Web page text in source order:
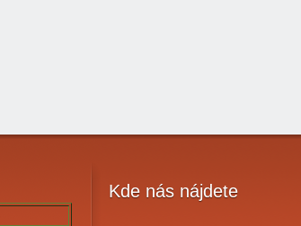
Kdenás nájdete